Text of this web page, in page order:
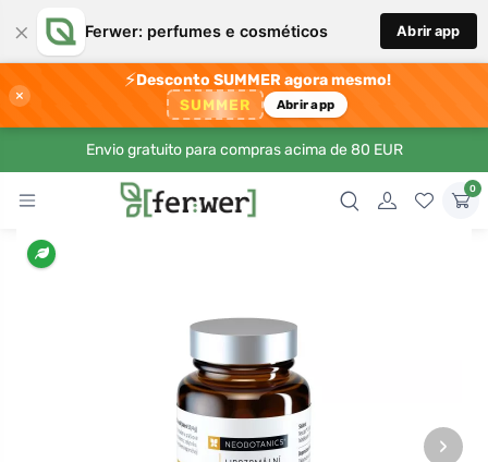
× Ferwer: perfumes e cosméticos Abrir app
×
⚡Desconto SUMMER agora mesmo!
SUMMER Abrir app
Envio gratuito para compras acima de 80 EUR
0
›